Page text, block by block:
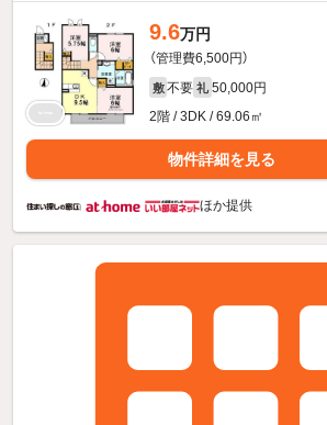
9.6万円
（管理費6,500円）
敷 不要 礼 50,000円
2階 / 3DK / 69.06㎡
物件詳細を見る
ほか提供